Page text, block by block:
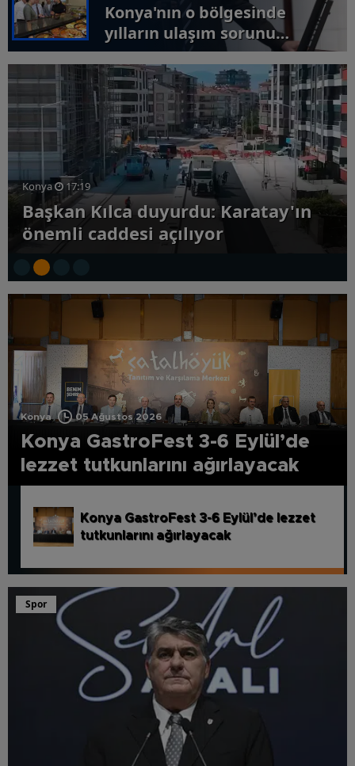
Konya'nın o bölgesinde
yılların ulaşım sorunu
çözüldü!
Konya 17:19
Başkan Kılca duyurdu: Karatay'ın
önemli caddesi açılıyor
Konya 05 Ağustos 2026
Konya GastroFest 3-6 Eylül’de
lezzet tutkunlarını ağırlayacak
Koski duyurdu: Araç yıkamak yasak!
Spor